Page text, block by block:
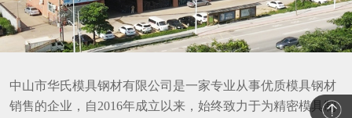
中山市华氏模具钢材有限公司是一家专业从事优质模具钢材
销售的企业，自2016年成立以来，始终致力于为精密模具制